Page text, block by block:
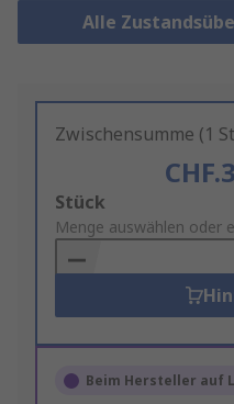
Alle
Zwischensumme (1
Add
to
Basket
Stück
Menge auswählen oder
Beim Hersteller auf